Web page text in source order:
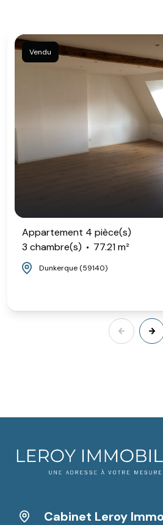
Vendu
Appartement 4 pièce(s)
3 chambre(s)
77.21 m²
Dunkerque (59140)
Cabinet Leroy